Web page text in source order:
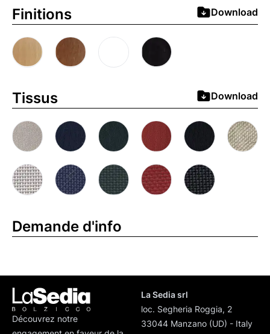
Finitions Download
Tissus Download
Demande d'info
Découvrez notre
La Sedia srl
loc. Segheria Roggia, 2
33044 Manzano (UD) - Italy